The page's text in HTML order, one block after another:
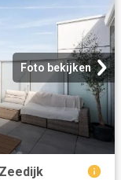
Foto bekijken